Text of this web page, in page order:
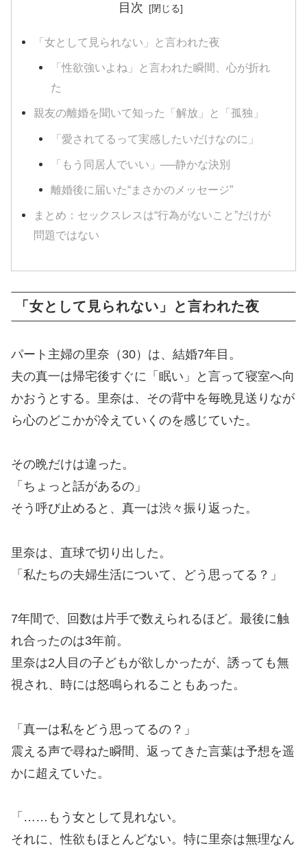
目次
「女として見られない」と言われた夜
「性欲強いよね」と言われた瞬間、心が折れ
た
親友の離婚を聞いて知った「解放」と「孤独」
「愛されてるって実感したいだけなのに」
「もう同居人でいい」──静かな決別
離婚後に届いた“まさかのメッセージ”
まとめ：セックスレスは“行為がないこと”だけが
問題ではない
「女として見られない」と言われた夜
パート主婦の里奈（30）は、結婚7年目。
夫の真一は帰宅後すぐに「眠い」と言って寝室へ向
かおうとする。里奈は、その背中を毎晩見送りなが
ら心のどこかが冷えていくのを感じていた。
その晩だけは違った。
「ちょっと話があるの」
そう呼び止めると、真一は渋々振り返った。
里奈は、直球で切り出した。
「私たちの夫婦生活について、どう思ってる？」
7年間で、回数は片手で数えられるほど。最後に触
れ合ったのは3年前。
里奈は2人目の子どもが欲しかったが、誘っても無
視され、時には怒鳴られることもあった。
「真一は私をどう思ってるの？」
震える声で尋ねた瞬間、返ってきた言葉は予想を遥
かに超えていた。
「……もう女として見れない。
それに、性欲もほとんどない。特に里奈は無理なん